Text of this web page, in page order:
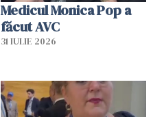
Medicul Monica Pop a
făcut AVC
31 IULIE 2026